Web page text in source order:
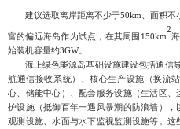
建议选取离岸距离不少于50km 、面积不
富的偏远海岛作为试点，在其周围 150km
2
始装机容量约3GW。
海上绿色能源岛基础设施建设包括通信
航通信接收系统）、核心生产设施（换流
心、储能中心）、配套服务设施（生活区、
护设施（抵御百年一遇风暴潮的防浪墙）
观测设施、水面与水下监视监测设施等。